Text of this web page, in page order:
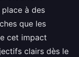
place à des
que les
cet impact
clairs dès le